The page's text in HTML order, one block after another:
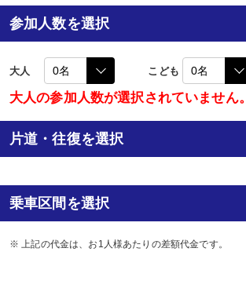
参加人数を選択
大人 こども
大人の参加人数が選択されていません。
片道・往復を選択
乗車区間を選択
※ 上記の代金は、お1人様あたりの差額代金です。